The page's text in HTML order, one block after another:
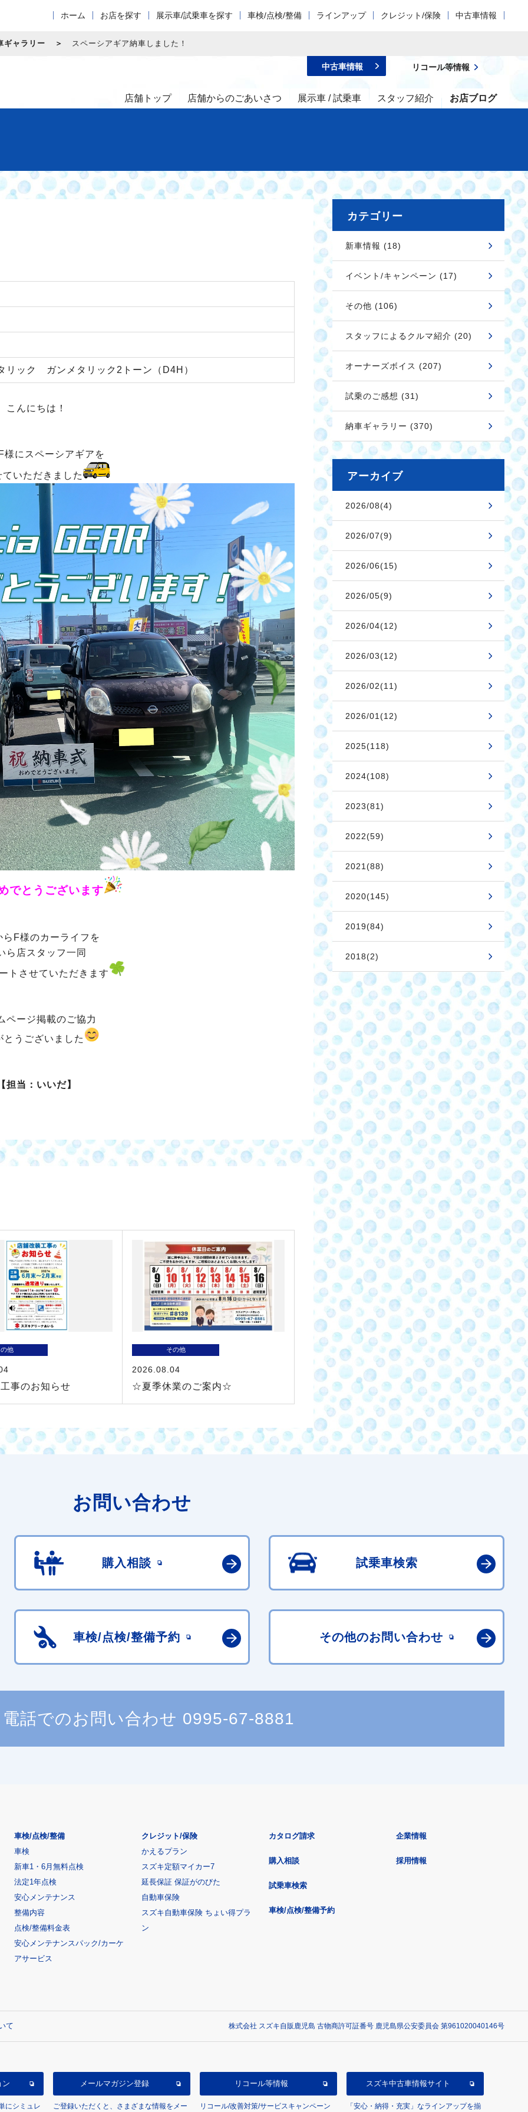
ホーム お店を探す 展示車/試乗車を探す 車検/点検/整備 ラインアップ クレジット/保険 中古車情報
ギャラリー スペーシアギア納車しました！
店舗トップ 店舗からのごあいさつ 展示車 / 試乗車 スタッフ紹介 お店ブログ
中古車情報 リコール等情報
リック ガンメタリック2トーン（D4H）
こんにちは！
様にスペーシアギアを
いただきました
でとうございます
らF様のカーライフを
ら店スタッフ一同
トさせていただきます
ページ掲載のご協力
とうございました
担当：いいだ】
他
事のお知らせ
その他
2026.08.04
☆夏季休業のご案内☆
カテゴリー
新車情報 (18)
イベント/キャンペーン (17)
その他 (106)
スタッフによるクルマ紹介 (20)
オーナーズボイス (207)
試乗のご感想 (31)
納車ギャラリー (370)
アーカイブ
2026/08(4)
2026/07(9)
2026/06(15)
2026/05(9)
2026/04(12)
2026/03(12)
2026/02(11)
2026/01(12)
2025(118)
2024(108)
2023(81)
2022(59)
2021(88)
2020(145)
2019(84)
2018(2)
お問い合わせ
購入相談 試乗車検索
車検/点検/整備予約 その他のお問い合わせ
電話でのお問い合わせ 0995-67-8881
車検/点検/整備
車検
新車1・6月無料点検
法定1年点検
安心メンテナンス
整備内容
点検/整備料金表
安心メンテナンスパック/カーケ
アサービス
クレジット/保険
かえるプラン
スズキ定額マイカー7
延長保証 保証がのびた
自動車保険
スズキ自動車保険 ちょい得プラ
ン
カタログ請求
購入相談
試乗車検索
車検/点検/整備予約
企業情報
採用情報
て 株式会社 スズキ自販鹿児島 古物商許可証番号 鹿児島県公安委員会 第961020040146号
ン
にシミュレ
メールマガジン登録
ご登録いただくと、さまざまな情報をメー
リコール等情報
リコール/改善対策/サービスキャンペーン
スズキ中古車情報サイト
「安心・納得・充実」なラインアップを揃